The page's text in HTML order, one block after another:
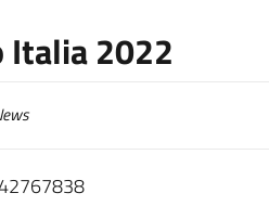
Italia 2022